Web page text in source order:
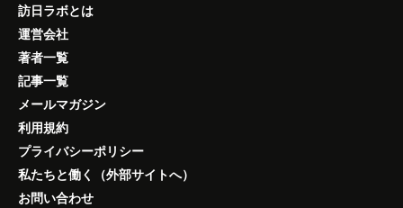
訪日ラボとは
運営会社
著者一覧
記事一覧
メールマガジン
利用規約
プライバシーポリシー
私たちと働く（外部サイトへ）
お問い合わせ